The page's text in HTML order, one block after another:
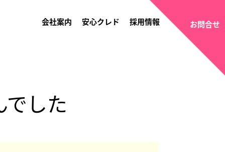
会社案内 安心クレド 採用情報 お問合せ
した